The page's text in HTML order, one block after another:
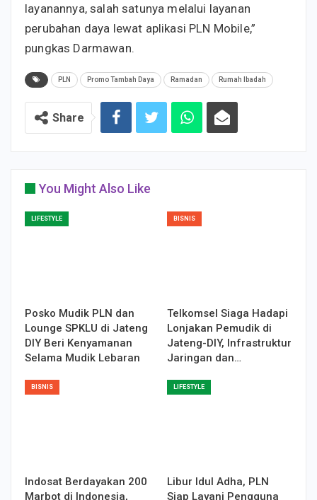
layanannya, salah satunya melalui layanan
perubahan daya lewat aplikasi PLN Mobile,”
pungkas Darmawan.
PLN Promo Tambah Daya Ramadan Rumah Ibadah
Share
You Might Also Like
LIFESTYLE
Posko Mudik PLN dan
Lounge SPKLU di Jateng
DIY Beri Kenyamanan
Selama Mudik Lebaran
BISNIS
Telkomsel Siaga Hadapi
Lonjakan Pemudik di
Jateng-DIY, Infrastruktur
Jaringan dan…
BISNIS
Indosat Berdayakan 200
Marbot di Indonesia,
LIFESTYLE
Libur Idul Adha, PLN
Siap Layani Pengguna